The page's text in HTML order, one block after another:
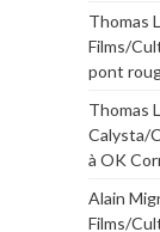
Thomas
Films/
pont
Thomas
Calysta/
à OK
Alain
Films/